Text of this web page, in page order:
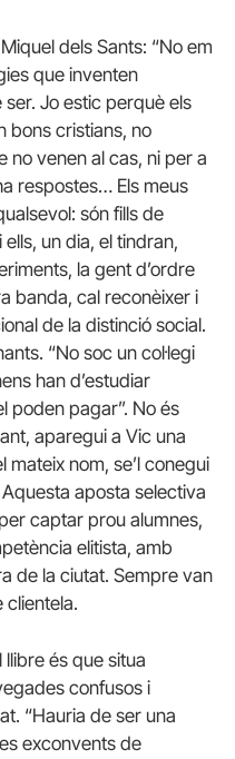
dels Sants: “No em
que inventen
Jo estic perquè els
bons cristians, no
no venen al cas, ni per a
respostes… Els meus
són fills de
un dia, el tindran,
la gent d’ordre
banda, cal reconèixer i
de la distinció social.
“No soc un col·legi
han d’estudiar
poden pagar”. No és
aparegui a Vic una
nom, se’l conegui
aposta selectiva
captar prou alumnes,
elitista, amb
de la ciutat. Sempre van
clientela.
és que situa
confusos i
“Hauria de ser una
exconvents de